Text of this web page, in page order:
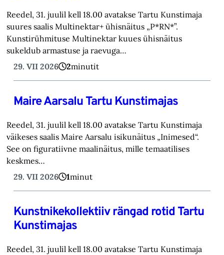
Reedel, 31. juulil kell 18.00 avatakse Tartu Kunstimaja
suures saalis Multinektar+ ühisnäitus „P*RN*”.
Kunstirühmituse Multinektar kuues ühisnäitus
sukeldub armastuse ja raevuga…
29. VII 2026
2minutit
Maire Aarsalu Tartu Kunstimajas
Reedel, 31. juulil kell 18.00 avatakse Tartu Kunstimaja
väikeses saalis Maire Aarsalu isikunäitus „Inimesed“.
See on figuratiivne maalinäitus, mille temaatilises
keskmes…
29. VII 2026
1minut
Kunstnikekollektiiv rängad rotid Tartu
Kunstimajas
Reedel, 31. juulil kell 18.00 avatakse Tartu Kunstimaja